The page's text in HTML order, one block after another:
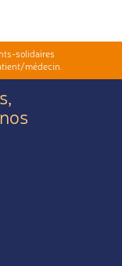
solidaires
médecin.